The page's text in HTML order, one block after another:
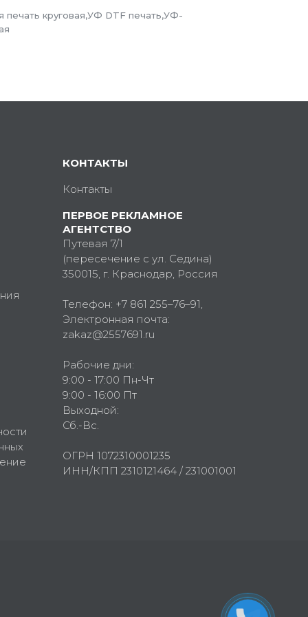
печать круговая,УФ DTF печать,УФ-
КОНТАКТЫ
Контакты
ПЕРВОЕ РЕКЛАМНОЕ
АГЕНТСТВО
Путевая 7/1
(пересечение с ул. Седина)
350015 , г. Краснодар, Россия
Телефон: +7 861 255–76–91
Электронная почта:
zakaz@2557691.ru
Рабочие дни:
9:00 - 17:00 Пн-Чт
9:00 - 16:00 Пт
Выходной:
Сб.-Вс.
ОГРН 1072310001235
ИНН/КПП 2310121464 / 231001001